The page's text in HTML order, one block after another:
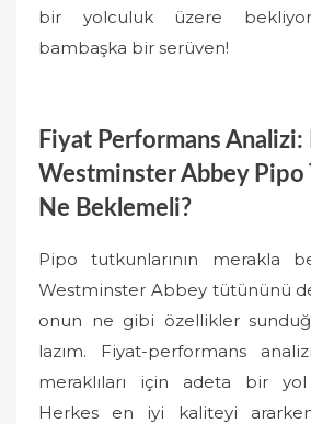
bir yolculuk üzere
bambaşka bir serüven!
Fiyat Performans Analizi:
Westminster Abbey Pipo
Ne Beklemeli?
Pipo tutkunlarının merakla
Westminster Abbey tütününü
onun ne gibi özellikler
lazım. Fiyat-performans
meraklıları için adeta bir
Herkes en iyi kaliteyi